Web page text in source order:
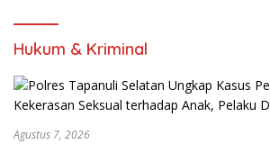
Hukum & Kriminal
Agustus 7, 2026